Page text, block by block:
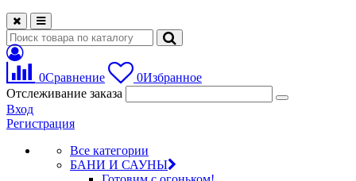
0Сравнение 0Избранное
Отслеживание заказа
Вход
Регистрация
Все категории
БАНИ И САУНЫ